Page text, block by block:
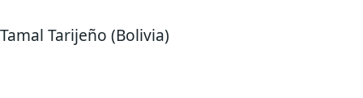
Tamal Tarijeño (Bolivia)